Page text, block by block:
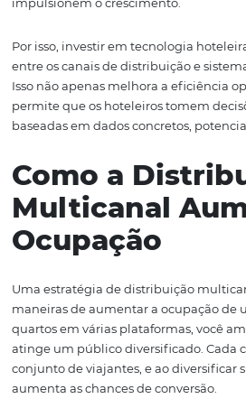
A falta de integração entre os
vendas em um hotel. Muitos
com sistemas legados que não
levando a erros de inventário,
experiência de cliente
Quando um hotel não possui
gestão de tarifas e a
tarefas manuais complexas, que
aumentam a margem para erros.
prejudicando a receita.
Além disso, a falta de
que é vital para entender as
comportamento dos clientes.